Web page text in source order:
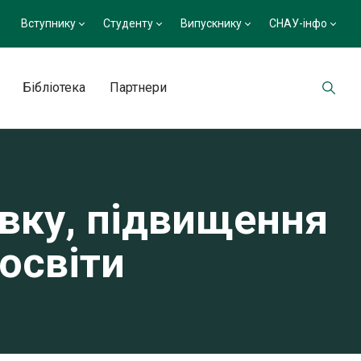
Вступнику Студенту Випускнику СНАУ-інфо
Бібліотека Партнери
підвищення